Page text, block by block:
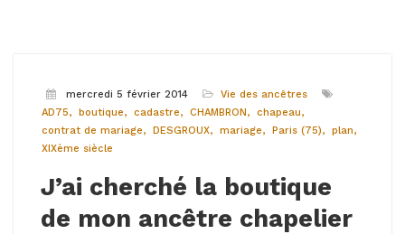
mercredi 5 février 2014
Vie des ancêtres
AD75
boutique cadastre CHAMBRON
chapeau
contrat de mariage
DESGROUX mariage Paris (75)
plan
XIXème siècle
J’ai cherché la boutique
de mon ancêtre chapelier